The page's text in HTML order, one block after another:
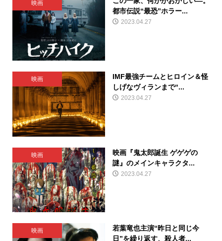
映画
都市伝説“最恐”ホラー...
2023.04.27
映画
IMF最強チームとヒロイン＆怪
しげなヴィランまで“...
2023.04.27
映画
映画『鬼太郎誕生 ゲゲゲの
謎』のメインキャラクタ...
2023.04.27
映画
若葉竜也主演“昨日と同じ今
日”を繰り返す、殺人者...